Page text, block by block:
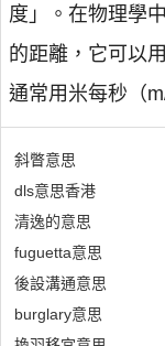
度」。在物理學
的距離，它可以
通常用米每秒（
斜瞥意思
dls意思香港
清逸的意思
fuguetta意思
後設溝通意思
burglary意思